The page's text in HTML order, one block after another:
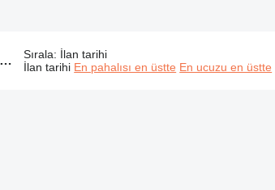
Sırala: İlan tarihi
İlan tarihi En pahalısı en üstte En ucuzu en üstte